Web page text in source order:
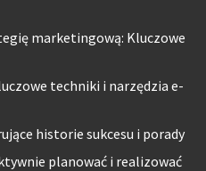
marketingową: Kluczowe
techniki i narzędzia e-
historie sukcesu i porady
planować i realizować